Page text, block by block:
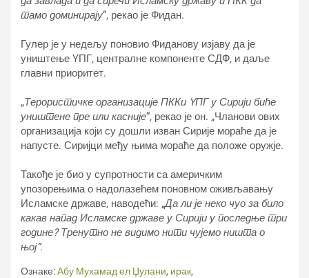
тамо доминирају“, рекао је Фидан.
Гулер је у недељу поновио Фиданову изјаву да је
уништење YПГ, централне компоненте СДФ, и даље
главни приоритет.
„Терористичке организације ПККи YПГ у Сирији биће
уништене пре или касније“, рекао је он. „Чланови ових
организација који су дошли изван Сирије мораће да је
напусте. Сиријци међу њима мораће да положе оружје.
Такође је био у супротности са америчким
упозорењима о надолазећем поновном оживљавању
Исламске државе, наводећи: „Да ли је неко чуо за било
какав напад Исламске државе у Сирији у последње три
године? Тренутно не видимо нити чујемо ништа о
њој“.
Ознаке:Абу Мухамад ел Џулани, ирак,